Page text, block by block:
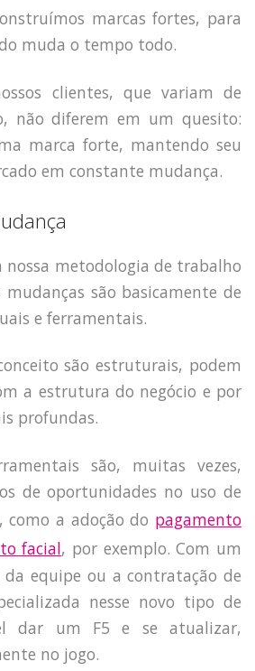
DEPOIMENTOS
marcas fortes, para
muda o tempo todo.
clientes, que variam de
não diferem em um quesito:
marca forte, mantendo seu
em constante mudança.
nossa metodologia de trabalho
mudanças são basicamente de
e ferramentais.
são estruturais, podem
a estrutura do negócio e por
profundas.
são, muitas vezes,
de oportunidades no uso de
como a adoção do pagamento
facial, por exemplo. Com um
equipe ou a contratação de
nesse novo tipo de
dar um F5 e se atualizar,
no jogo.